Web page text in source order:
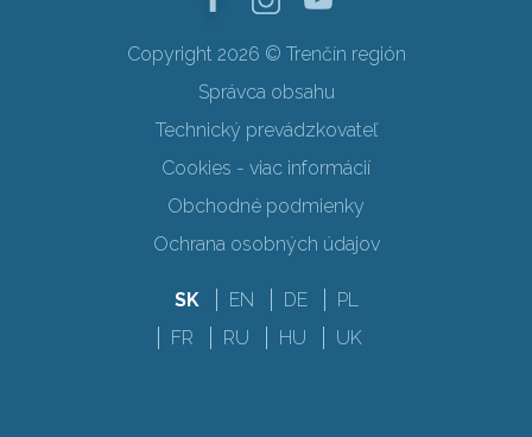
Copyright 2026 © Trenčín región
Správca obsahu
Technický prevádzkovateľ
Cookies - viac informácií
Obchodné podmienky
Ochrana osobných údajov
SK EN DE
PL
FR
RU HU UK